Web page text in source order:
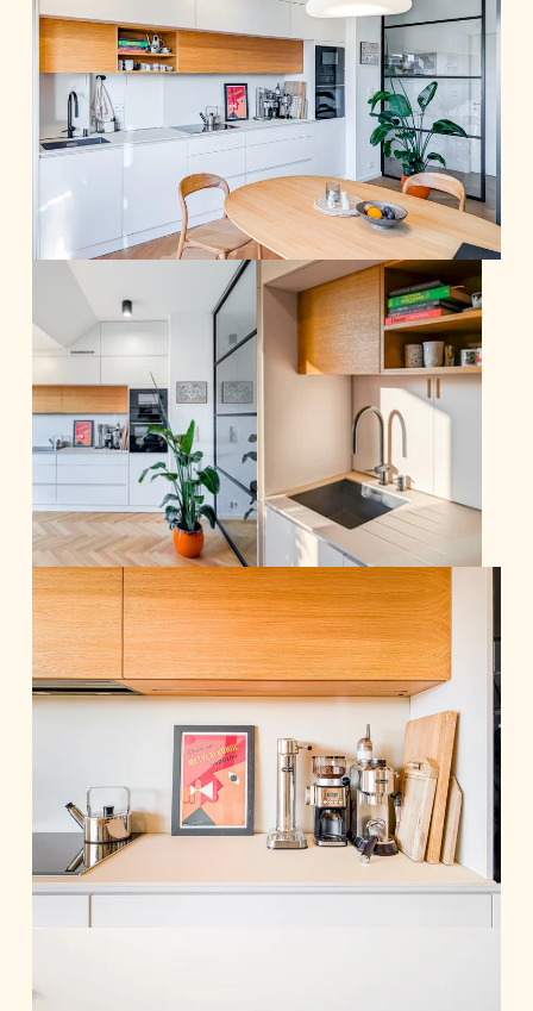
Použity byly kvalitní materiály, dřevěná
podlaha, nábytek - lakovaná MDF a
dřevěná dýha.
Na výběru kusového nábytku se klienti
významně podíleli, jejich výběr jsme
konzultovali, aby byl v souladu s
konceptem.
Velmi netypické je řešení úložného
prostoru v pracovně, nebo využití úzkého
prostoru za vstupními dveřmi na atypický
botník, či věšákové stěny na ukrytí
elektroměru atd.
Koupelna byla doplněna pouze o desku pod
umyvadlo a velké podsvícené zrcadlo.
Obytná plocha: cca 65 m2
Foto: archiv Designer-Ka